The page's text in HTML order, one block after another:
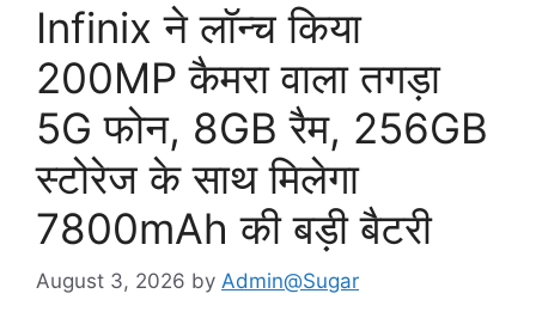
Infinix ने लॉन्च किया
200MP कैमरा वाला तगड़ा
5G फोन, 8GB रैम, 256GB
स्टोरेज के साथ मिलेगा
7800mAh की बड़ी बैटरी
August 3, 2026 by Admin@Sugar